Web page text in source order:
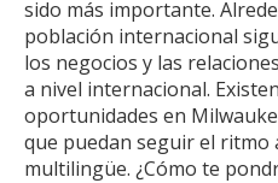
sido más importante.
población internacional
los negocios y las
a nivel internacional.
oportunidades en
que puedan seguir el ritmo
multilingüe. ¿Cómo te